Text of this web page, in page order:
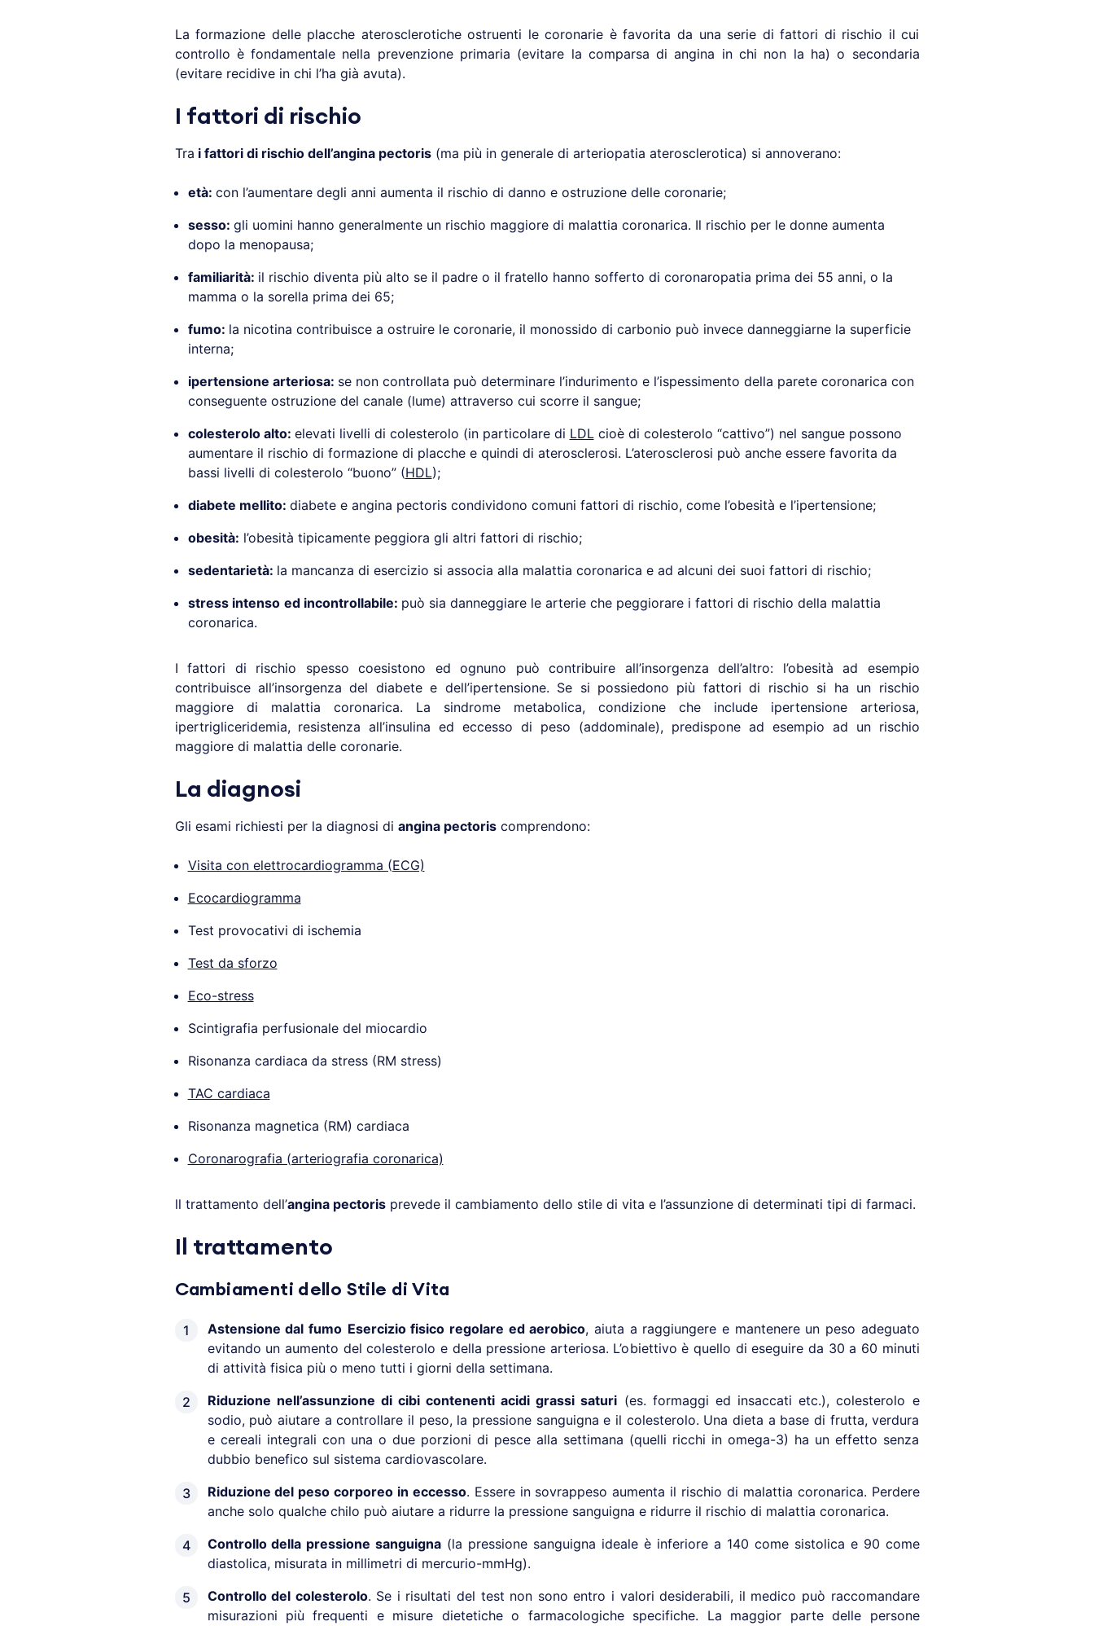
La formazione delle placche aterosclerotiche ostruenti le coronarie è favorita da una serie di fattori di rischio il cui
controllo è fondamentale nella prevenzione primaria (evitare la comparsa di angina in chi non la ha) o secondaria
(evitare recidive in chi l’ha già avuta).
I fattori di rischio
Tra i fattori di rischio dell’angina pectoris(ma più in generale di arteriopatia aterosclerotica) si annoverano:
età: con l’aumentare degli anni aumenta il rischio di danno e ostruzione delle coronarie;
sesso: gli uomini hanno generalmente un rischio maggiore di malattia coronarica. Il rischio per le donne aumenta
dopo la menopausa;
familiarità: il rischio diventa più alto se il padre o il fratello hanno sofferto di coronaropatia prima dei 55 anni, o la
mamma o la sorella prima dei 65;
fumo: la nicotina contribuisce a ostruire le coronarie, il monossido di carbonio può invece danneggiarne la superficie
interna;
ipertensione arteriosa: se non controllata può determinare l’indurimento e l’ispessimento della parete coronarica con
conseguente ostruzione del canale (lume) attraverso cui scorre il sangue;
colesterolo alto: elevati livelli di colesterolo (in particolare di LDLcioè di colesterolo “cattivo”) nel sangue possono
aumentare il rischio di formazione di placche e quindi di aterosclerosi. L’aterosclerosi può anche essere favorita da
bassi livelli di colesterolo “buono” (HDL);
diabete mellito: diabete e angina pectoris condividono comuni fattori di rischio, come l’obesità e l’ipertensione;
obesità: l’obesità tipicamente peggiora gli altri fattori di rischio;
sedentarietà: la mancanza di esercizio si associa alla malattia coronarica e ad alcuni dei suoi fattori di rischio;
stress intenso ed incontrollabile: può sia danneggiare le arterie che peggiorare i fattori di rischio della malattia
coronarica.
I fattori di rischio spesso coesistono ed ognuno può contribuire all’insorgenza dell’altro: l’obesità ad esempio
contribuisce all’insorgenza del diabete e dell’ipertensione. Se si possiedono più fattori di rischio si ha un rischio
maggiore di malattia coronarica. La sindrome metabolica, condizione che include ipertensione arteriosa,
ipertrigliceridemia, resistenza all’insulina ed eccesso di peso (addominale), predispone ad esempio ad un rischio
maggiore di malattia delle coronarie.
La diagnosi
Gli esami richiesti per la diagnosi di angina pectoriscomprendono:
Visita con elettrocardiogramma (ECG)
Ecocardiogramma
Test provocativi di ischemia
Test da sforzo
Eco-stress
Scintigrafia perfusionale del miocardio
Risonanza cardiaca da stress (RM stress)
TAC cardiaca
Risonanza magnetica (RM) cardiaca
Coronarografia (arteriografia coronarica)
ll trattamento dell’angina pectorisprevede il cambiamento dello stile di vita e l’assunzione di determinati tipi di farmaci.
Il trattamento
Cambiamenti dello Stile di Vita
Astensione dal fumo Esercizio fisico regolare ed aerobico, aiuta a raggiungere e mantenere un peso adeguato
evitando un aumento del colesterolo e della pressione arteriosa. L’obiettivo è quello di eseguire da 30 a 60 minuti
di attività fisica più o meno tutti i giorni della settimana.
Riduzione nell’assunzione di cibi contenenti acidi grassi saturi (es. formaggi ed insaccati etc.), colesterolo e
sodio, può aiutare a controllare il peso, la pressione sanguigna e il colesterolo. Una dieta a base di frutta, verdura
e cereali integrali con una o due porzioni di pesce alla settimana (quelli ricchi in omega-3) ha un effetto senza
dubbio benefico sul sistema cardiovascolare.
Riduzione del peso corporeo in eccesso. Essere in sovrappeso aumenta il rischio di malattia coronarica. Perdere
anche solo qualche chilo può aiutare a ridurre la pressione sanguigna e ridurre il rischio di malattia coronarica.
Controllo della pressione sanguigna (la pressione sanguigna ideale è inferiore a 140 come sistolica e 90 come
diastolica, misurata in millimetri di mercurio-mmHg).
Controllo del colesterolo. Se i risultati del test non sono entro i valori desiderabili, il medico può raccomandare
misurazioni più frequenti e misure dietetiche o farmacologiche specifiche. La maggior parte delle persone